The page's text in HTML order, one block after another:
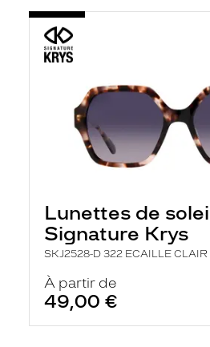
Lunettes de
Signature Krys
SKJ2528-D 322 ECAILLE CLAIR
À partir de
49,00 €